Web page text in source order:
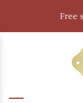
Free